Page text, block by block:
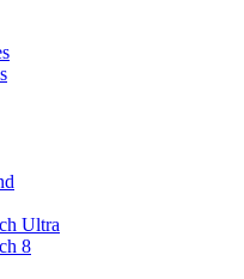
Ultra
8